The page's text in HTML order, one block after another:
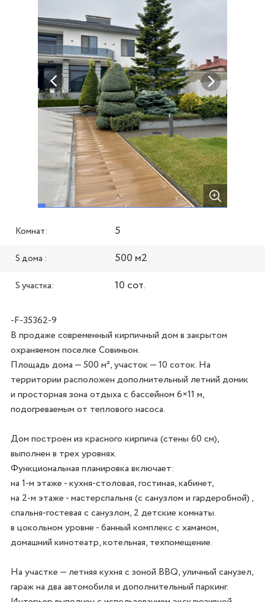
Комнат: 5
S дома : 500 м2
S участка: 10 сот.
-F-35362-9
В продаже современный кирпичный дом в закрытом
охраняемом поселке Совиньон.
Площадь дома — 500 м², участок — 10 соток. На
территории расположен дополнительный летний домик
и просторная зона отдыха с бассейном 6×11 м,
подогреваемым от теплового насоса.
Дом построен из красного кирпича (стены 60 см),
выполнен в трех уровнях.
Функциональная планировка включает:
на 1-м этаже - кухня-столовая, гостиная, кабинет,
на 2-м этаже - мастерспальня (с санузлом и гардеробной) ,
спальня-гостевая с санузлом, 2 детские комнаты.
в цокольном уровне - банный комплекс с хамамом,
домашний кинотеатр, котельная, техпомещение.
На участке — летняя кухня с зоной BBQ, уличный санузел,
гараж на два автомобиля и дополнительный паркинг.